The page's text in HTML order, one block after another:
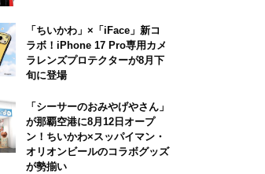
「ちいかわ」×「iFace」新コ
ラボ！iPhone 17 Pro専用カメ
ラレンズプロテクターが8月下
旬に登場
「シーサーのおみやげやさん」
が那覇空港に8月12日オープ
ン！ちいかわ×スッパイマン・
オリオンビールのコラボグッズ
が勢揃い